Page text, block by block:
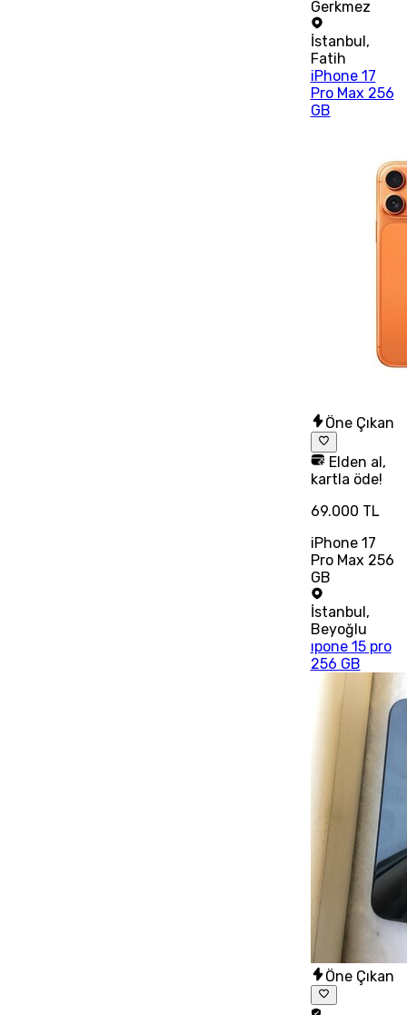
Gerkmez
İstanbul ,
Fatih
iPhone 17
Pro Max 256
GB
Öne Çıkan
Elden al,
kartla öde!
69.000 TL
iPhone 17
Pro Max 256
GB
İstanbul,
Beyoğlu
ıpone 15 pro
256 GB
Öne Çıkan